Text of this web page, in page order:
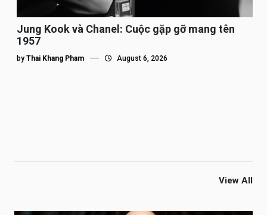
Jung Kook và Chanel: Cuộc gặp gỡ mang tên
1957
by Thai Khang Pham August 6, 2026
View All